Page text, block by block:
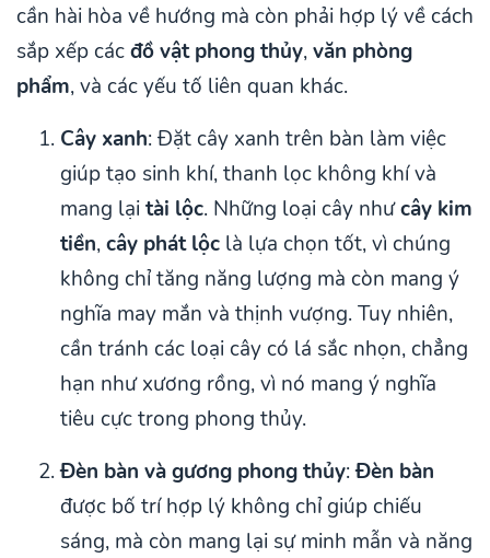
cần hài hòa về hướng mà còn phải hợp lý về cách
sắp xếp cácđồ vật phong thủy,văn phòng
phẩm, và các yếu tố liên quan khác.
Cây xanh: Đặt cây xanh trên bàn làm việc
giúp tạo sinh khí, thanh lọc không khí và
mang lại tài lộc. Những loại cây nhưcây kim
tiền,cây phát lộc là lựa chọn tốt, vì chúng
không chỉ tăng năng lượng mà còn mang ý
nghĩa may mắn và thịnh vượng. Tuy nhiên,
cần tránh các loại cây có lá sắc nhọn, chẳng
hạn như xương rồng, vì nó mang ý nghĩa
tiêu cực trong phong thủy.
Đèn bàn và gương phong thủy:Đèn bàn
được bố trí hợp lý không chỉ giúp chiếu
sáng, mà còn mang lại sự minh mẫn và năng